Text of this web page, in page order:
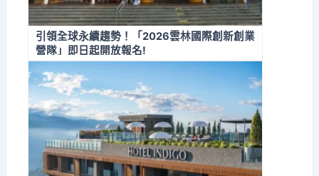
引領全球永續趨勢！「2026雲林國際創新創業
營隊」即日起開放報名!